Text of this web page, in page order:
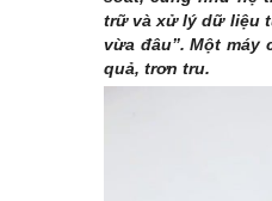
trữ và xử lý dữ liệu
vừa đâu”. Một máy
quả, trơn tru.